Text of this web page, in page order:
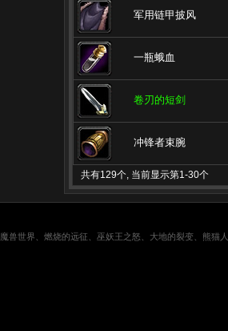
军用链甲披风
一瓶蛾血
卷刃的短剑
冲锋者束腕
共有129个, 当前显示第1-30个
魔兽世界、燃烧的远征、巫妖王之怒、大地的裂变、熊猫